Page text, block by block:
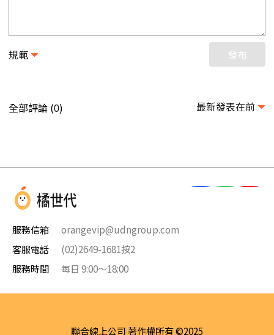
規範 發布
全部評論 (0) 最新發表在前
服務信箱
orangevip@udngroup.com
客服電話
(02)2649-1681按2
服務時間
每日 9:00～18:00
聯合線上公司 著作權所有 ©2025